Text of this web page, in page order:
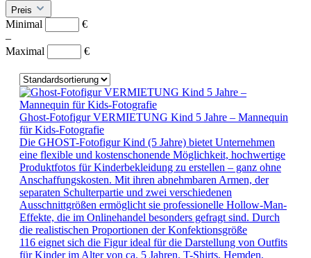
Preis
Minimal
€
–
Maximal
€
Ghost-Fotofigur VERMIETUNG Kind 5 Jahre – Mannequin
für Kids-Fotografie
Die GHOST-Fotofigur Kind (5 Jahre) bietet Unternehmen
eine flexible und kostenschonende Möglichkeit, hochwertige
Produktfotos für Kinderbekleidung zu erstellen – ganz ohne
Anschaffungskosten. Mit ihren abnehmbaren Armen, der
separaten Schulterpartie und zwei verschiedenen
Ausschnittgrößen ermöglicht sie professionelle Hollow-Man-
Effekte, die im Onlinehandel besonders gefragt sind. Durch
die realistischen Proportionen der Konfektionsgröße
116 eignet sich die Figur ideal für die Darstellung von Outfits
für Kinder im Alter von ca. 5 Jahren. T-Shirts, Hemden,